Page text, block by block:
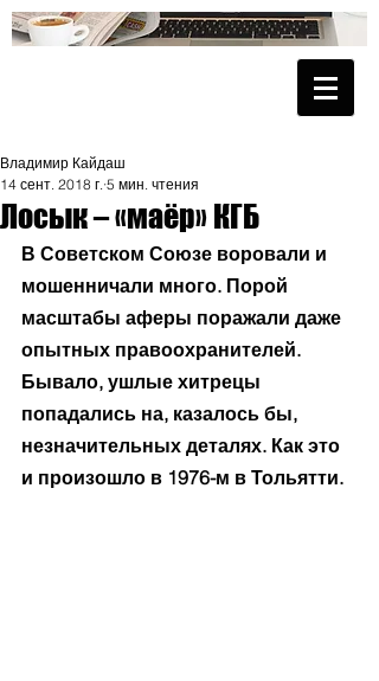
Лосык – «маёр» КГБ
Владимир Кайдаш
14 сент. 2018 г. 5 мин. чтения
В Советском Союзе воровали и
мошенничали много. Порой
масштабы аферы поражали даже
опытных правоохранителей.
Бывало, ушлые хитрецы
попадались на, казалось бы,
незначительных деталях. Как это
и произошло в 1976-м в Тольятти.